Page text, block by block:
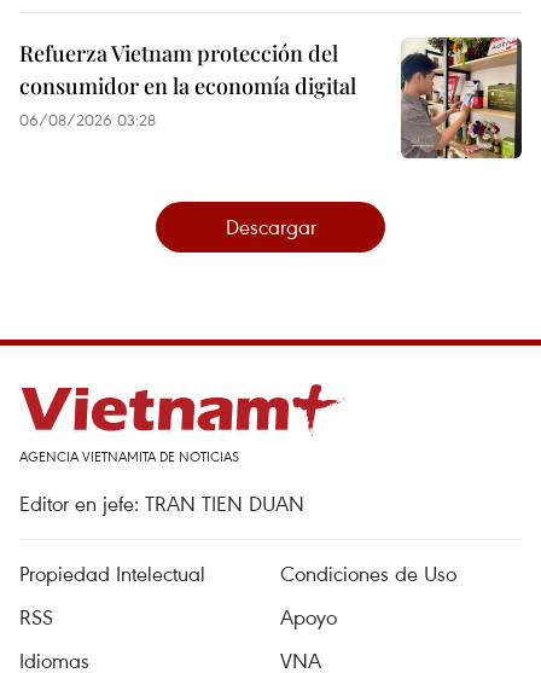
Refuerza Vietnam protección del
consumidor en la economía digital
06/08/2026 03:28
Descargar
AGENCIA VIETNAMITA DE NOTICIAS
Editor en jefe: TRAN TIEN DUAN
Propiedad Intelectual
Condiciones de Uso
RSS
Apoyo
Idiomas
VNA